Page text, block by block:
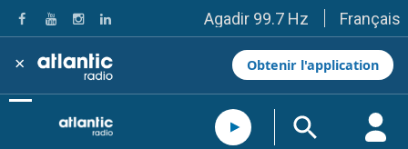
Agadir 99.7 Hz
Tanger 103.3 Hz
Tétouan 87.8 Hz
Fès 98.8 Hz
Meknès 97.2 Hz
El Jadida 97.3
Settat 104,6
Français
× Obtenir l'application